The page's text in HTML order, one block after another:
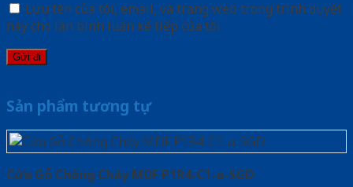
Lưu tên của tôi, email, và trang web trong trình duyệt
này cho lần bình luận kế tiếp của tôi.
Sản phẩm tương tự
Cửa Gỗ Chống Cháy MDF P1R4-C1-a-SGD